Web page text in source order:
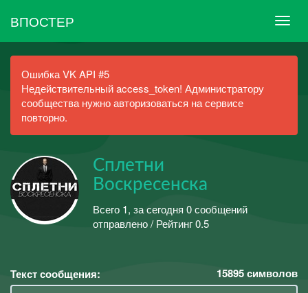
ВПОСТЕР
Ошибка VK API #5
Недействительный access_token! Администратору
сообщества нужно авторизоваться на сервисе
повторно.
Сплетни
Воскресенска
Всего 1, за сегодня 0 сообщений
отправлено / Рейтинг 0.5
Текст сообщения: 15895символов